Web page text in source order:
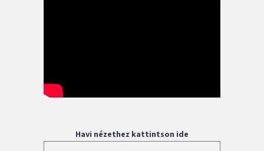
Havi nézethez kattintson ide